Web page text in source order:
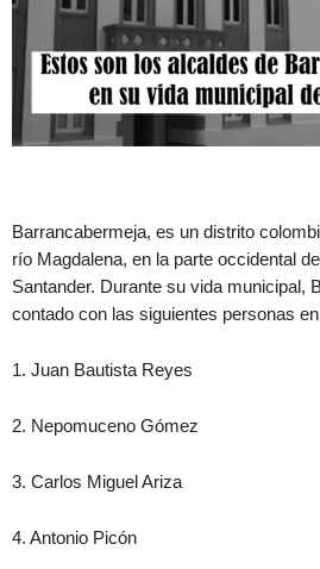
Barrancabermeja, es un distrito
río Magdalena, en la parte occidental
Santander. Durante su vida municipal,
contado con las siguientes personas
1. Juan Bautista Reyes
2. Nepomuceno Gómez
3. Carlos Miguel Ariza
4. Antonio Picón